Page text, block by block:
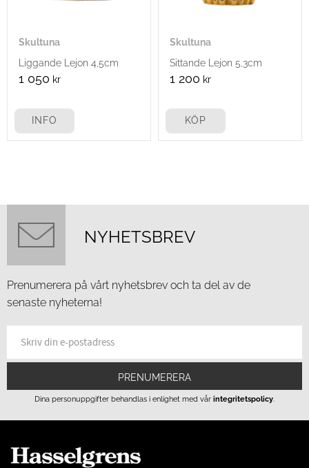
Skultuna
Liggande Lejon 4,5cm
1 050 kr
INFO
Skultuna
Sittande Lejon 5,3cm
1 200 kr
KÖP
NYHETSBREV
Prenumerera på vårt nyhetsbrev och ta del av de
senaste nyheterna!
PRENUMERERA
Dina personuppgifter behandlas i enlighet med vår integritetspolicy